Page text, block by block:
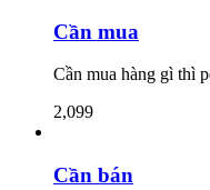
Cần mua
Cần mua hàng gì thì
2,099
Cần bán